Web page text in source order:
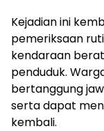
Kejadian ini
pemeriksaan
kendaraan
penduduk.
bertanggung
serta dapat
kembali.